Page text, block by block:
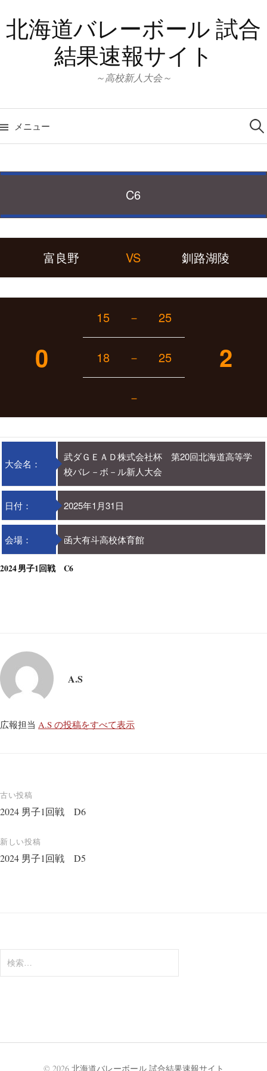
ン
テ北海道バレーボール 試合
結果速報サイト
～高校新人大会～
メニュー
検
索:
C6
富良野 VS 釧路湖陵
0
15 － 25
2
18 － 25
－
大会名：
武ダＧＥＡＤ株式会社杯 第20回北海道高等学
校バレ－ボ－ル新人大会
日付： 2025年1月31日
会場： 函大有斗高校体育館
2024 男子1回戦 C6
A.S
広報担当 A.S の投稿をすべて表示
投
稿
ナ
ビ
古い投稿
2024 男子1回戦 D6
新しい投稿
2024 男子1回戦 D5
索:
© 2026 北海道バレーボール 試合結果速報サイト